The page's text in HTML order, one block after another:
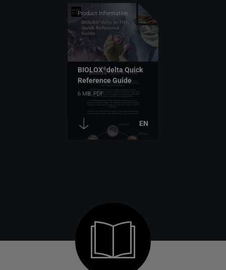
Product Information, Top Downloads
BIOLOX®delta Quick
Reference Guide
6 MB, PDF
EN